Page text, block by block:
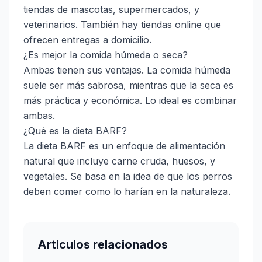
tiendas de mascotas, supermercados, y
veterinarios. También hay tiendas online que
ofrecen entregas a domicilio.
¿Es mejor la comida húmeda o seca?
Ambas tienen sus ventajas. La comida húmeda
suele ser más sabrosa, mientras que la seca es
más práctica y económica. Lo ideal es combinar
ambas.
¿Qué es la dieta BARF?
La dieta BARF es un enfoque de alimentación
natural que incluye carne cruda, huesos, y
vegetales. Se basa en la idea de que los perros
deben comer como lo harían en la naturaleza.
Articulos relacionados